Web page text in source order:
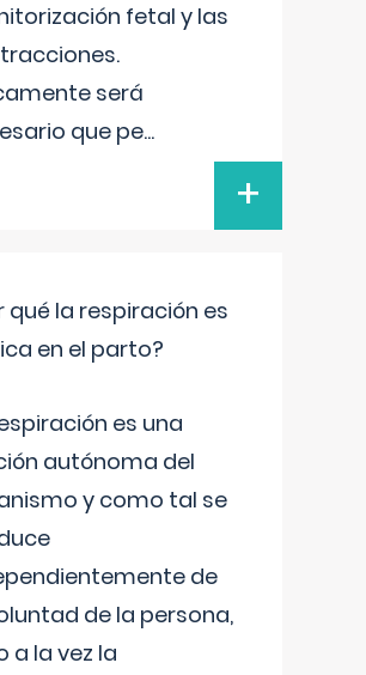
fetal y las
será
que pe...
+
qué la respiración es
en el parto?
es una
autónoma del
y como tal se
de
de la persona,
a la vez la